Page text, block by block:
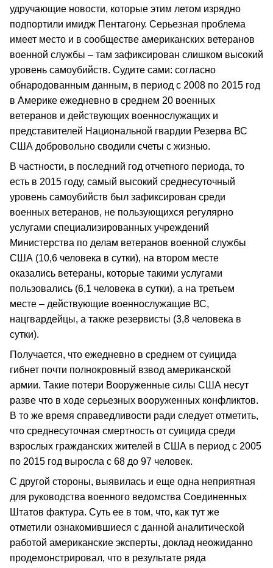
удручающие новости, которые этим летом изрядно
подпортили имидж Пентагону. Серьезная проблема
имеет место и в сообществе американских ветеранов
военной службы – там зафиксирован слишком высокий
уровень самоубийств. Судите сами: согласно
обнародованным данным, в период с 2008 по 2015 год
в Америке ежедневно в среднем 20 военных
ветеранов и действующих военнослужащих и
представителей Национальной гвардии Резерва ВС
США добровольно сводили счеты с жизнью.
В частности, в последний год отчетного периода, то
есть в 2015 году, самый высокий среднесуточный
уровень самоубийств был зафиксирован среди
военных ветеранов, не пользующихся регулярно
услугами специализированных учреждений
Министерства по делам ветеранов военной службы
США (10,6 человека в сутки), на втором месте
оказались ветераны, которые такими услугами
пользовались (6,1 человека в сутки), а на третьем
месте – действующие военнослужащие ВС,
нацгвардейцы, а также резервисты (3,8 человека в
сутки).
Получается, что ежедневно в среднем от суицида
гибнет почти полнокровный взвод американской
армии. Такие потери Вооруженные силы США несут
разве что в ходе серьезных вооруженных конфликтов.
В то же время справедливости ради следует отметить,
что среднесуточная смертность от суицида среди
взрослых гражданских жителей в США в период с 2005
по 2015 год выросла с 68 до 97 человек.
С другой стороны, выявилась и еще одна неприятная
для руководства военного ведомства Соединенных
Штатов фактура. Суть ее в том, что, как тут же
отметили ознакомившиеся с данной аналитической
работой американские эксперты, доклад неожиданно
продемонстрировал, что в результате ряда